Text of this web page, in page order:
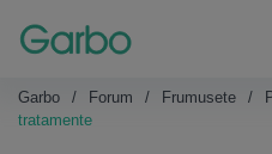
Garbo Forum Frumusete
tratamente